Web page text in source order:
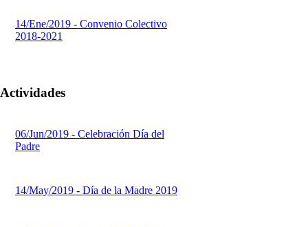
14/Ene/2019 - Convenio Colectivo
2018-2021
Actividades
06/Jun/2019 - Celebración Día del
Padre
14/May/2019 - Día de la Madre 2019